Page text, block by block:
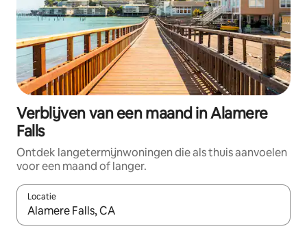
Verblijven van een maand in Alamere
Falls
Ontdek langetermijnwoningen die als thuis aanvoelen
voor een maand of langer.
Locatie
Wanneer er resultaten beschikbaar zijn, maak je een keuze